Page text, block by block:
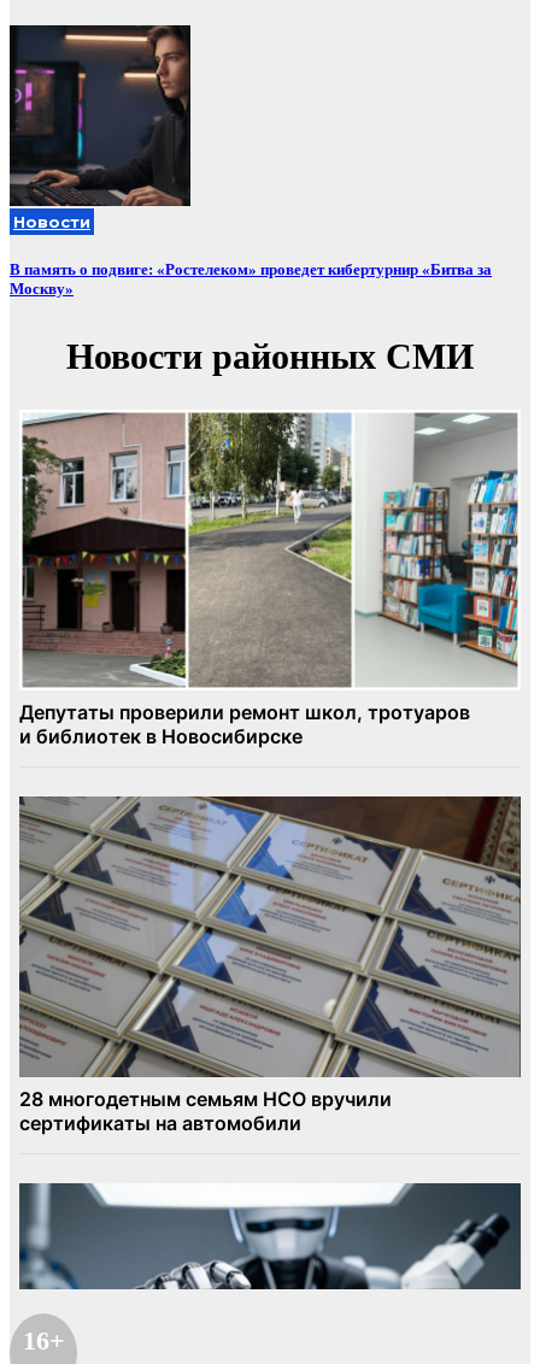
Новости
В память о подвиге: «Ростелеком» проведет кибертурнир «Битва за
Москву»
16+